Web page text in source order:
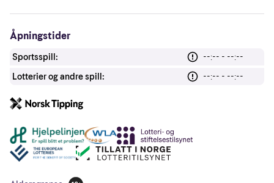
Åpningstider
Sportsspill:
--:-- - --:--
Lotterier og andre spill:
--:-- - --:--
Andre lenker